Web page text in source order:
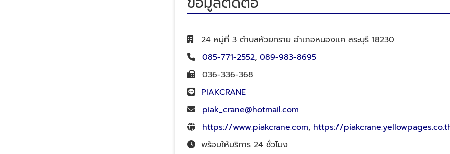
24 หมู่ที่ 3 ตำบลห้วยทราย อำเภอหนองแค สระบุรี 18230
085-771-2552, 089-983-8695
036-336-368
PIAKCRANE
piak_crane@hotmail.com
https://www.piakcrane.com, https://
พร้อมให้บริการ 24 ชั่วโมง